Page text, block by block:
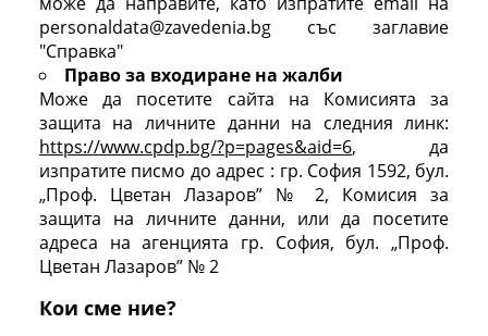
personaldata@zavedenia.bg със заглавие
"Справка"
Право за входиране на жалби
Може да посетите сайта на Комисията за
защита на личните данни на следния линк:
https://www.cpdp.bg/?p=pages&aid=6, да
изпратите писмо до адрес : гр. София 1592, бул.
„Проф. Цветан Лазаров” № 2, Комисия за
защита на личните данни, или да посетите
адреса на агенцията гр. София, бул. „Проф.
Цветан Лазаров” № 2
Кои сме ние?